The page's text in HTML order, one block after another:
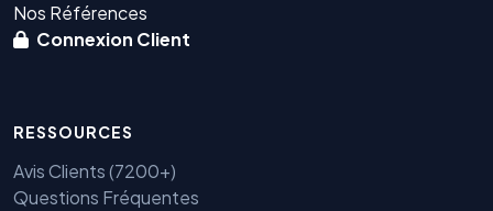
Nos Références
Connexion Client
RESSOURCES
Avis Clients (7200+)
Questions Fréquentes